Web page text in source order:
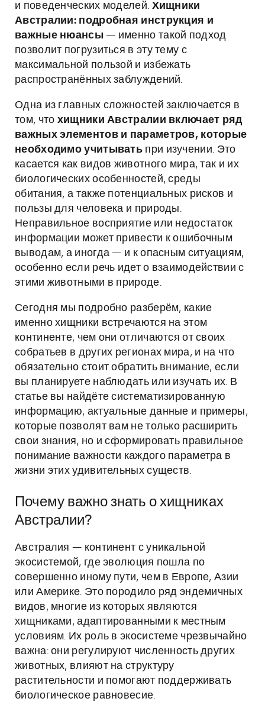
и поведенческих моделей. Хищники
Австралии: подробная инструкция и
важные нюансы— именно такой подход
позволит погрузиться в эту тему с
максимальной пользой и избежать
распространённых заблуждений.
Одна из главных сложностей заключается в
том, что хищники Австралии включает ряд
важных элементов и параметров, которые
необходимо учитывать при изучении. Это
касается как видов животного мира, так и их
биологических особенностей, среды
обитания, а также потенциальных рисков и
пользы для человека и природы.
Неправильное восприятие или недостаток
информации может привести к ошибочным
выводам, а иногда — и к опасным ситуациям,
особенно если речь идет о взаимодействии с
этими животными в природе.
Сегодня мы подробно разберём, какие
именно хищники встречаются на этом
континенте, чем они отличаются от своих
собратьев в других регионах мира, и на что
обязательно стоит обратить внимание, если
вы планируете наблюдать или изучать их. В
статье вы найдёте систематизированную
информацию, актуальные данные и примеры,
которые позволят вам не только расширить
свои знания, но и сформировать правильное
понимание важности каждого параметра в
жизни этих удивительных существ.
Почему важно знать о хищниках
Австралии?
Австралия — континент с уникальной
экосистемой, где эволюция пошла по
совершенно иному пути, чем в Европе, Азии
или Америке. Это породило ряд эндемичных
видов, многие из которых являются
хищниками, адаптированными к местным
условиям. Их роль в экосистеме чрезвычайно
важна: они регулируют численность других
животных, влияют на структуру
растительности и помогают поддерживать
биологическое равновесие.